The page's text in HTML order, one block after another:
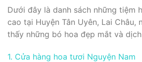
Dưới đây là danh sách những tiệm
cao tại Huyện Tân Uyên, Lai Châu,
thấy những bó hoa đẹp mắt và
1. Cửa hàng hoa tươi Nguyện Nam